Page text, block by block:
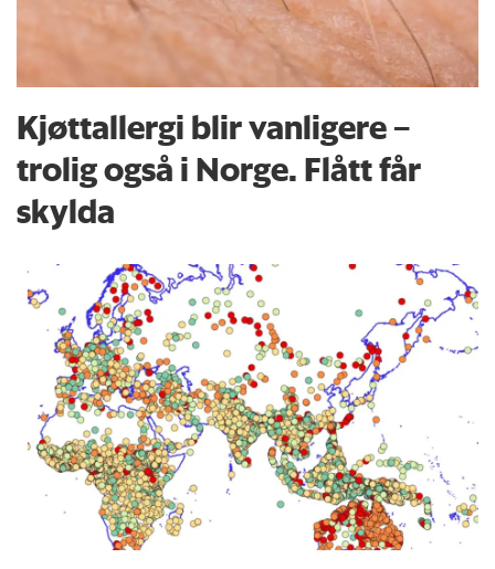
Kjøttallergi blir vanligere –
trolig også i Norge. Flått får
skylda